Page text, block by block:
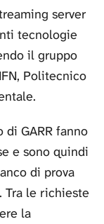
server
tecnologie
il gruppo
Politecnico
GARR fanno
e sono quindi
di prova
Tra le richieste
la